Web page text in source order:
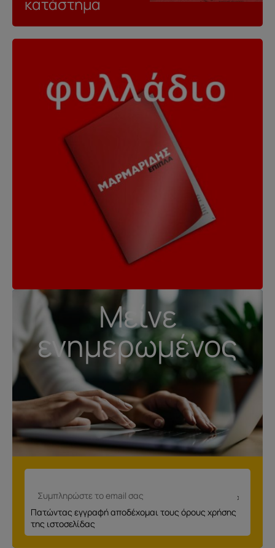
Μείνε
ενημερωμένος
Πατώντας εγγραφή αποδέχομαι τους όρους χρήσης
της ιστοσελίδας